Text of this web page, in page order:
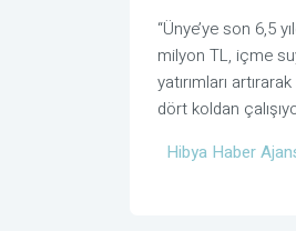
“Ünye’ye son 6,5
milyon TL, içme
yatırımları
dört koldan
Hibya Haber